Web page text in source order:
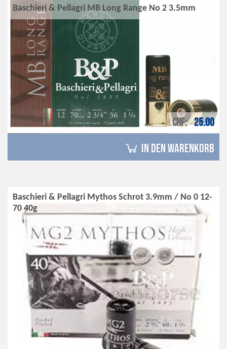
Baschieri & Pellagri MB Long Range No 2 3.5mm
CHF 25.00
in den Warenkorb
Baschieri & Pellagri Mythos Schrot 3.9mm / No 0 12-
70 40g